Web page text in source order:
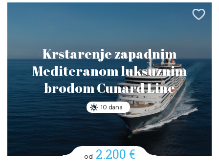
Krstarenje zapadnim
Mediteranom luksuznim
brodom Cunard Line
10 dana
od 2.200 €